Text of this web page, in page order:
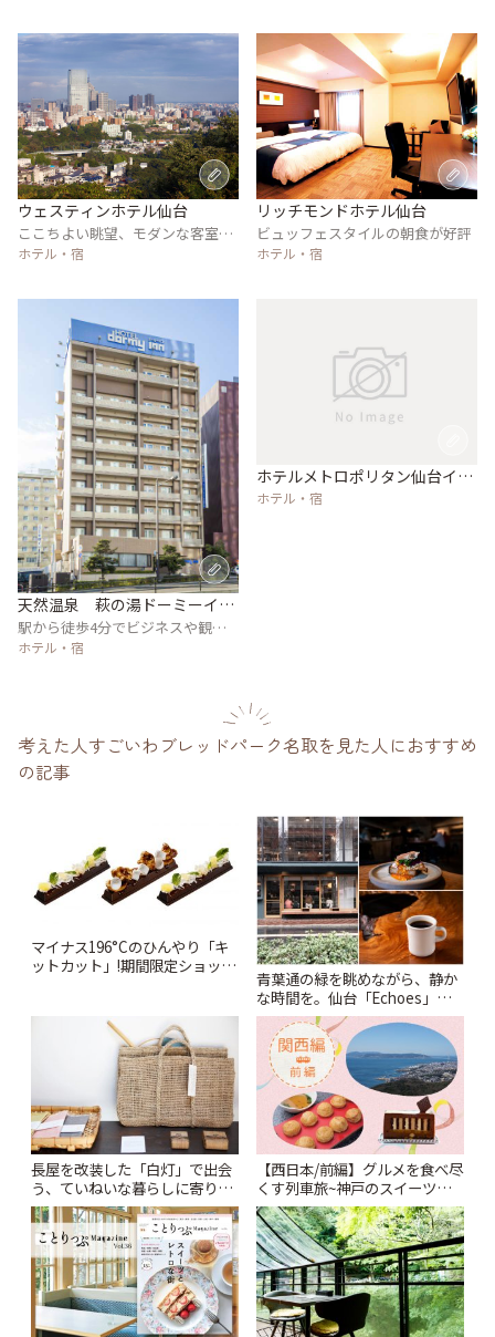
ウェスティンホテル仙台
ここちよい眺望、モダンな客室で
上質なひと時を
ホテル・宿
リッチモンドホテル仙台
ビュッフェスタイルの朝食が好評
ホテル・宿
天然温泉 萩の湯ドーミーイン
仙台駅前
駅から徒歩4分でビジネスや観
光、ショッピングに便利
ホテル・宿
ホテルメトロポリタン仙台イー
スト
ホテル・宿
考えた人すごいわブレッドパーク名取を見た人におすすめ
の記事
マイナス196°Cのひんやり「キ
ットカット」!期間限定ショップ
青葉通の緑を眺めながら、静か
な時間を。仙台「Echoes」で
楽しむモーニングとランチ | こ
とりっぷ
長屋を改装した「白灯」で出会
う、ていねいな暮らしに寄りそ
う生活雑貨 | ことりっぷ
【西日本/前編】グルメを食べ尽
くす列車旅~神戸のスイーツか
ら広島のお好み焼きまで | こと
りっぷ